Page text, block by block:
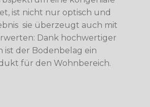
ist nicht nur optisch und
 sie überzeugt auch mit
Dank hochwertiger
ist der Bodenbelag ein
für den Wohnbereich.